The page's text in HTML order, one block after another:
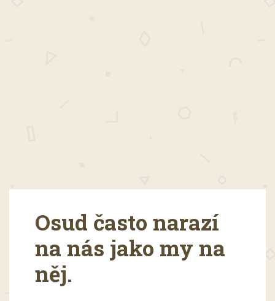
Osud často narazí
na nás jako my na
něj.